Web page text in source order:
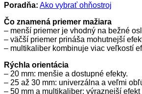
Poradňa: Ako vybrať ohňostroj
Čo znamená priemer mažiara
– menší priemer je vhodný na bežné
– väčší priemer prináša mohutnejší
– multikaliber kombinuje viac veľkostí
Rýchla orientácia
– 20 mm: menšie a dostupné efekty.
– 25 až 30 mm: univerzálna a veľmi
– 50 mm a multikaliber: výraznejší efekt